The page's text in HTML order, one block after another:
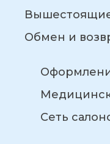
Обмен и
Сеть